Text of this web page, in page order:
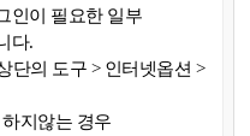
인이 필요한 일부
다.
단의 도구 > 인터넷옵션 >
지않는 경우